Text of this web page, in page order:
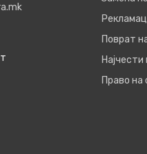
Поврат
Право